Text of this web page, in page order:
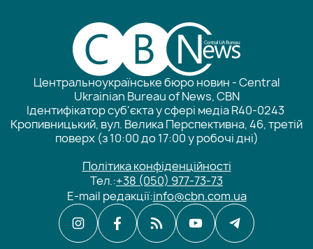
Центральноукраїнське бюро новин - Central
Ukrainian Bureau of News, CBN
Ідентифікатор суб'єкта у сфері медіа R40-0243
Кропивницький, вул. Велика Перспективна, 46, третій
поверх (з 10:00 до 17:00 у робочі дні)
Політика конфіденційності
Тел.:+38 (050) 977-73-73
E-mail редакції:info@cbn.com.ua